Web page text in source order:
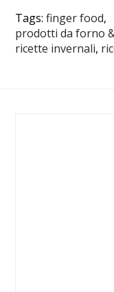
Tags:finger food,
prodotti da forno
ricette invernali,